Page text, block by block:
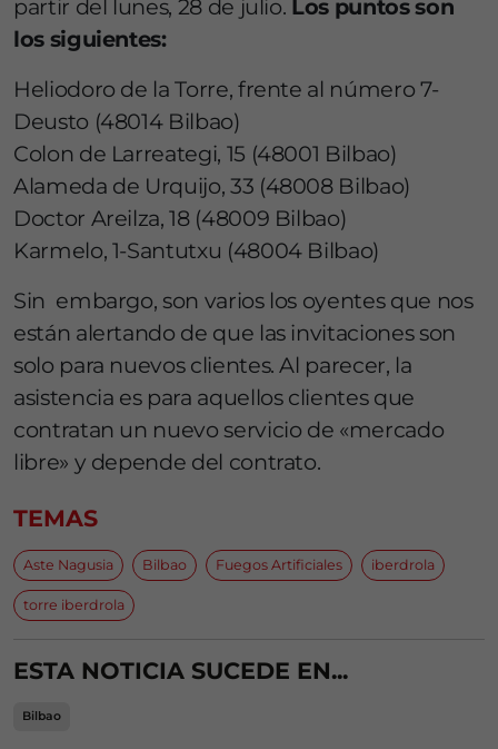
partir del lunes, 28 de julio. Los puntos son
los siguientes:
Heliodoro de la Torre, frente al número 7-
Deusto (48014 Bilbao)
Colon de Larreategi, 15 (48001 Bilbao)
Alameda de Urquijo, 33 (48008 Bilbao)
Doctor Areilza, 18 (48009 Bilbao)
Karmelo, 1-Santutxu (48004 Bilbao)
Sin embargo, son varios los oyentes que nos
están alertando de que las invitaciones son
solo para nuevos clientes. Al parecer, la
asistencia es para aquellos clientes que
contratan un nuevo servicio de «mercado
libre» y depende del contrato.
TEMAS
Aste Nagusia Bilbao Fuegos Artificiales iberdrola
torre iberdrola
ESTA NOTICIA SUCEDE EN...
Bilbao